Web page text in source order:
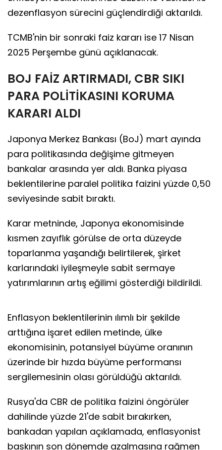
dezenflasyon sürecini güçlendirdiği aktarıldı.
TCMB'nin bir sonraki faiz kararı ise 17 Nisan
2025 Perşembe günü açıklanacak.
BOJ FAİZ ARTIRMADI, CBR SIKI
PARA POLİTİKASINI KORUMA
KARARI ALDI
Japonya Merkez Bankası (BoJ) mart ayında
para politikasında değişime gitmeyen
bankalar arasında yer aldı. Banka piyasa
beklentilerine paralel politika faizini yüzde 0,50
seviyesinde sabit bıraktı.
Karar metninde, Japonya ekonomisinde
kısmen zayıflık görülse de orta düzeyde
toparlanma yaşandığı belirtilerek, şirket
karlarındaki iyileşmeyle sabit sermaye
yatırımlarının artış eğilimi gösterdiği bildirildi.
Enflasyon beklentilerinin ılımlı bir şekilde
arttığına işaret edilen metinde, ülke
ekonomisinin, potansiyel büyüme oranının
üzerinde bir hızda büyüme performansı
sergilemesinin olası görüldüğü aktarıldı.
Rusya'da CBR de politika faizini öngörüler
dahilinde yüzde 21'de sabit bırakırken,
bankadan yapılan açıklamada, enflasyonist
baskının son dönemde azalmasına rağmen